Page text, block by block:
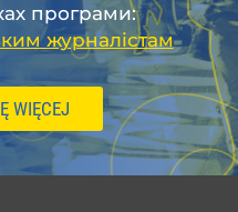
програми:
журналістам
WIĘCEJ